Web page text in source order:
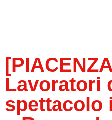
Lavoratori
spettacolo